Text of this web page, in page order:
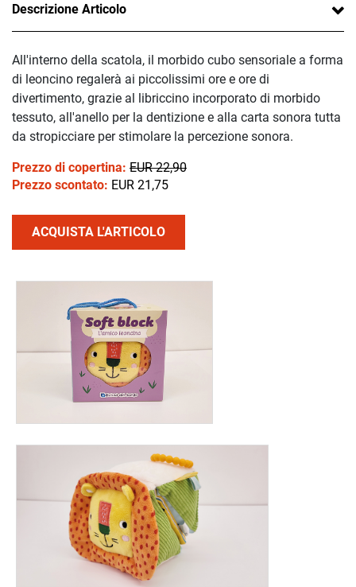
Descrizione Articolo
All'interno della scatola, il morbido cubo sensoriale a forma
di leoncino regalerà ai piccolissimi ore e ore di
divertimento, grazie al libriccino incorporato di morbido
tessuto, all'anello per la dentizione e alla carta sonora tutta
da stropicciare per stimolare la percezione sonora.
Prezzo di copertina: EUR 22,90
Prezzo scontato: EUR 21,75
ACQUISTA L'ARTICOLO